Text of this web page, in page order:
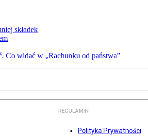
składek
Co widać w „Rachunku od państwa”
REGULAMIN
Polityka Prywatności